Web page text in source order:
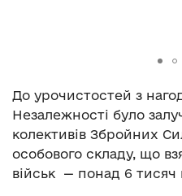
До урочистостей з
Незалежності було
колективів Збройних
особового складу, що
військ — понад 6 тисяч